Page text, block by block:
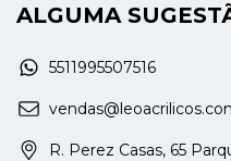
ALGUMA
5511995507516
R. Perez Casas, 65